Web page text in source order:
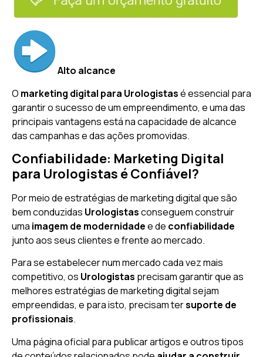
Alto alcance
O marketing digital para Urologistasé essencial para
garantir o sucesso de um empreendimento, e uma das
principais vantagens está na capacidade de alcance
das campanhas e das ações promovidas.
Confiabilidade: Marketing Digital
para Urologistas é Confiável?
Por meio de estratégias de marketing digital que são
bem conduzidas Urologistasconseguem construir
uma imagem de modernidadee de confiabilidade
junto aos seus clientes e frente ao mercado.
Para se estabelecer num mercado cada vez mais
competitivo, os Urologistas precisam garantir que as
melhores estratégias de marketing digital sejam
empreendidas, e para isto, precisam tersuporte de
profissionais.
Uma página oficial para publicar artigos e outros tipos